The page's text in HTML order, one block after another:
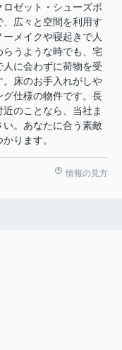
ゼット・シューズボ
広々と空間を利用す
メイクや寝起きで人
らうような時でも、宅
に会わずに荷物を受
床のお手入れがしや
仕様の物件です。長
のことなら、当社ま
。あなたに合う素敵
ります。
情報の見方